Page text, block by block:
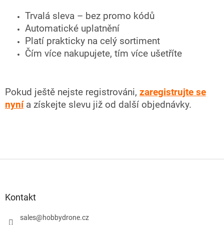
Trvalá sleva – bez promo kódů
Automatické uplatnění
Platí prakticky na celý sortiment
Čím více nakupujete, tím více ušetříte
Pokud ještě nejste registrováni, zaregistrujte se
nynía získejte slevu již od další objednávky.
Kontakt
sales@hobbydrone.cz